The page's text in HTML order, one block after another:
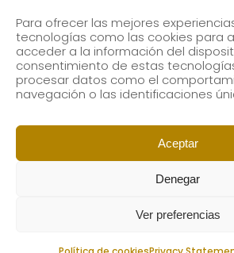
Para ofrecer las mejores
tecnologías como las cookies para
acceder a la información del
consentimiento de estas
procesar datos como el
navegación o las identificaciones
Aceptar
Denegar
Ver preferencias
Subscribe to our newsletter to
email.